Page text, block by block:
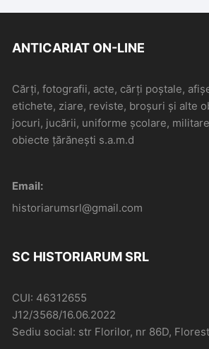
ANTICARIAT ON-LINE
Cărți, fotografii, acte, cărți poștale,
etichete, ziare, reviste, broșuri și alte
jocuri, jucării, uniforme școlare,
obiecte țărănești s.a.m.d
Email:
historiarumsrl@gmail.com
SC HISTORIARUM SRL
CUI: 46312655
J12/3568/16.06.2022
Sediu social: str Florilor, nr 86D,